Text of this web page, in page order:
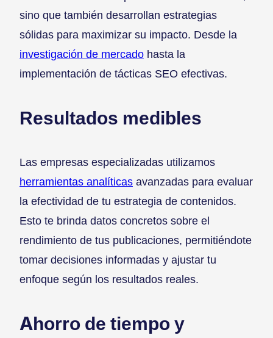
sino que también desarrollan estrategias
sólidas para maximizar su impacto. Desde la
investigación de mercado hasta la
implementación de tácticas SEO efectivas.
Resultados medibles
Las empresas especializadas utilizamos
herramientas analíticas avanzadas para evaluar
la efectividad de tu estrategia de contenidos.
Esto te brinda datos concretos sobre el
rendimiento de tus publicaciones, permitiéndote
tomar decisiones informadas y ajustar tu
enfoque según los resultados reales.
Ahorro de tiempo y